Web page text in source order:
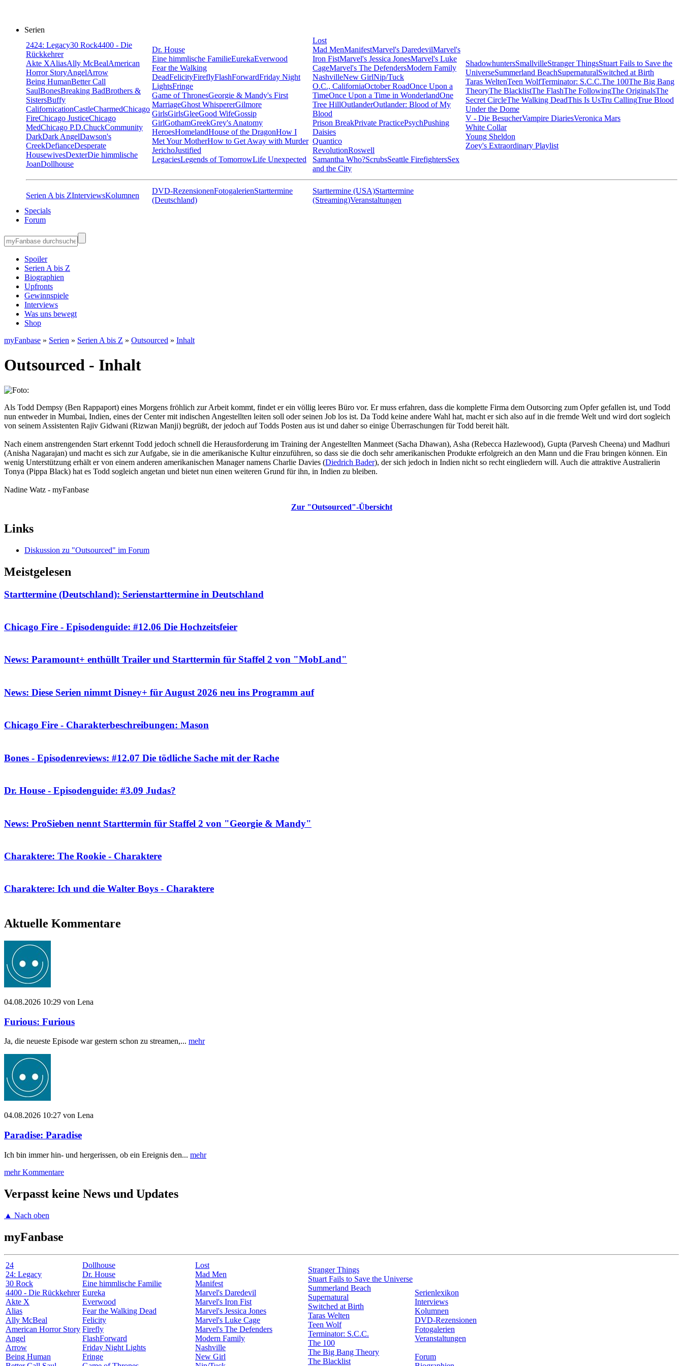
Serien
2424: Legacy30 Rock4400 - Die
Rückkehrer
Akte XAliasAlly McBealAmerican
Horror StoryAngelArrow
Being HumanBetter Call
SaulBonesBreaking BadBrothers &
SistersBuffy
CalifornicationCastleCharmedChicago
FireChicago JusticeChicago
MedChicago P.D.ChuckCommunity
DarkDark AngelDawson's
CreekDefianceDesperate
HousewivesDexterDie himmlische
JoanDollhouse
Dr. House
Eine himmlische FamilieEurekaEverwood
Fear the Walking
DeadFelicityFireflyFlashForwardFriday Night
LightsFringe
Game of ThronesGeorgie & Mandy's First
MarriageGhost WhispererGilmore
GirlsGirlsGleeGood WifeGossip
GirlGothamGreekGrey's Anatomy
HeroesHomelandHouse of the DragonHow I
Met Your MotherHow to Get Away with Murder
JerichoJustified
LegaciesLegends of TomorrowLife Unexpected
Lost
Mad MenManifestMarvel's DaredevilMarvel's
Iron FistMarvel's Jessica JonesMarvel's Luke
CageMarvel's The DefendersModern Family
NashvilleNew GirlNip/Tuck
O.C., CaliforniaOctober RoadOnce Upon a
TimeOnce Upon a Time in WonderlandOne
Tree HillOutlanderOutlander: Blood of My
Blood
Prison BreakPrivate PracticePsychPushing
Daisies
Quantico
RevolutionRoswell
Samantha Who?ScrubsSeattle FirefightersSex
and the City
ShadowhuntersSmallvilleStranger ThingsStuart Fails to Save the
UniverseSummerland BeachSupernaturalSwitched at Birth
Taras WeltenTeen WolfTerminator: S.C.C.The 100The Big Bang
TheoryThe BlacklistThe FlashThe FollowingThe OriginalsThe
Secret CircleThe Walking DeadThis Is UsTru CallingTrue Blood
Under the Dome
V - Die BesucherVampire DiariesVeronica Mars
White Collar
Young Sheldon
Zoey's Extraordinary Playlist
Serien A bis ZInterviewsKolumnen
DVD-RezensionenFotogalerienStarttermine
(Deutschland)
Starttermine (USA)Starttermine
(Streaming)Veranstaltungen
Specials
Forum
Spoiler
Serien A bis Z
Biographien
Upfronts
Gewinnspiele
Interviews
Was uns bewegt
Shop
myFanbase » Serien » Serien A bis Z » Outsourced » Inhalt
Outsourced - Inhalt
Als Todd Dempsy (Ben Rappaport) eines Morgens fröhlich zur Arbeit kommt, findet er ein völlig leeres Büro vor. Er muss erfahren, dass die komplette Firma dem Outsorcing zum Opfer gefallen ist, und Todd
nun entweder in Mumbai, Indien, eines der Center mit indischen Angestellten leiten soll oder seinen Job los ist. Da Todd keine andere Wahl hat, macht er sich also auf in die fremde Welt und wird dort sogleich
von seinem Assistenten Rajiv Gidwani (Rizwan Manji) begrüßt, der jedoch auf Todds Posten aus ist und daher so einige Überraschungen für Todd bereit hält.
Nach einem anstrengenden Start erkennt Todd jedoch schnell die Herausforderung im Training der Angestellten Manmeet (Sacha Dhawan), Asha (Rebecca Hazlewood), Gupta (Parvesh Cheena) und Madhuri
(Anisha Nagarajan) und macht es sich zur Aufgabe, sie in die amerikanische Kultur einzuführen, so dass sie die doch sehr amerikanischen Produkte erfolgreich an den Mann und die Frau bringen können. Ein
wenig Unterstützung erhält er von einem anderen amerikanischen Manager namens Charlie Davies (Diedrich Bader), der sich jedoch in Indien nicht so recht eingliedern will. Auch die attraktive Australierin
Tonya (Pippa Black) hat es Todd sogleich angetan und bietet nun einen weiteren Grund für ihn, in Indien zu bleiben.
Nadine Watz - myFanbase
Zur "Outsourced"-Übersicht
Links
Diskussion zu "Outsourced" im Forum
Meistgelesen
Starttermine (Deutschland): Serienstarttermine in Deutschland
Chicago Fire - Episodenguide: #12.06 Die Hochzeitsfeier
News: Paramount+ enthüllt Trailer und Starttermin für Staffel 2 von "MobLand"
News: Diese Serien nimmt Disney+ für August 2026 neu ins Programm auf
Chicago Fire - Charakterbeschreibungen: Mason
Bones - Episodenreviews: #12.07 Die tödliche Sache mit der Rache
Dr. House - Episodenguide: #3.09 Judas?
News: ProSieben nennt Starttermin für Staffel 2 von "Georgie & Mandy"
Charaktere: The Rookie - Charaktere
Charaktere: Ich und die Walter Boys - Charaktere
Aktuelle Kommentare
04.08.2026 10:29 von Lena
Furious: Furious
Ja, die neueste Episode war gestern schon zu streamen,... mehr
04.08.2026 10:27 von Lena
Paradise: Paradise
Ich bin immer hin- und hergerissen, ob ein Ereignis den... mehr
mehr Kommentare
Verpasst keine News und Updates
▲ Nach oben
myFanbase
24
24: Legacy
30 Rock
4400 - Die Rückkehrer
Akte X
Alias
Ally McBeal
American Horror Story
Angel
Arrow
Being Human
Dollhouse
Dr. House
Eine himmlische Familie
Eureka
Everwood
Fear the Walking Dead
Felicity
Firefly
FlashForward
Friday Night Lights
Fringe
Lost
Mad Men
Manifest
Marvel's Daredevil
Marvel's Iron Fist
Marvel's Jessica Jones
Marvel's Luke Cage
Marvel's The Defenders
Modern Family
Nashville
New Girl
Stranger Things
Stuart Fails to Save the Universe
Summerland Beach
Supernatural
Switched at Birth
Taras Welten
Teen Wolf
Terminator: S.C.C.
The 100
The Big Bang Theory
The Blacklist
Serienlexikon
Interviews
Kolumnen
DVD-Rezensionen
Fotogalerien
Veranstaltungen
Forum